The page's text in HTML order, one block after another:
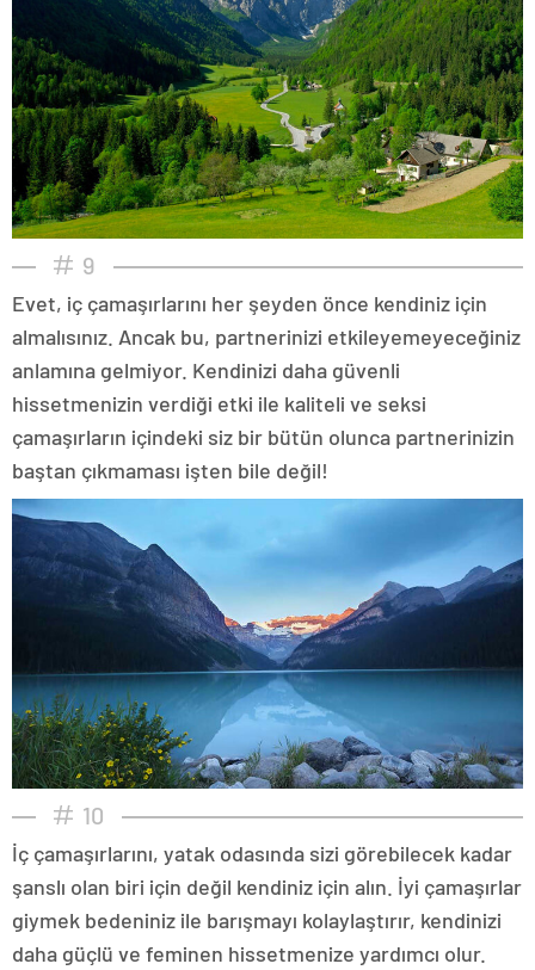
9
Evet, iç çamaşırlarını her şeyden önce kendiniz için
almalısınız. Ancak bu, partnerinizi etkileyemeyeceğiniz
anlamına gelmiyor. Kendinizi daha güvenli
hissetmenizin verdiği etki ile kaliteli ve seksi
çamaşırların içindeki siz bir bütün olunca partnerinizin
baştan çıkmaması işten bile değil!
10
İç çamaşırlarını, yatak odasında sizi görebilecek kadar
şanslı olan biri için değil kendiniz için alın. İyi çamaşırlar
giymek bedeniniz ile barışmayı kolaylaştırır, kendinizi
daha güçlü ve feminen hissetmenize yardımcı olur.